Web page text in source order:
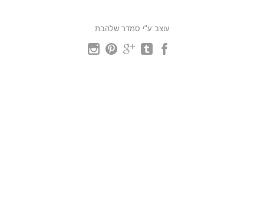
עוצב ע"י סמדר שלהבת